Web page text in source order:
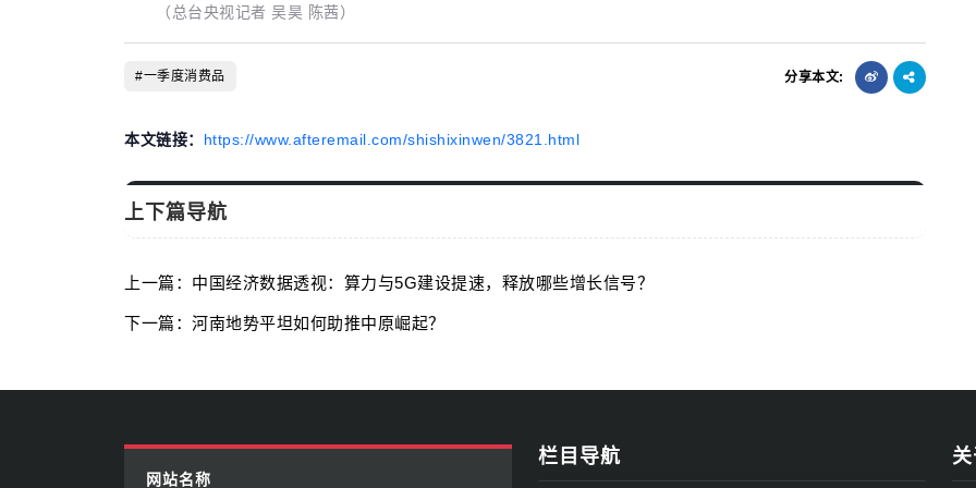
（总台央视记者 吴昊 陈茜）
#一季度消费品 分享本文:
本文链接： https://www.afteremail.com/shishixinwen/3821.html
上下篇导航
上一篇：中国经济数据透视：算力与5G建设提速，释放哪些增长信号？
下一篇：河南地势平坦如何助推中原崛起？
网站名称
栏目导航